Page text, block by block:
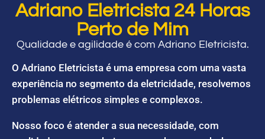
Adriano Eletricista 24 Horas
Perto de Mim
Qualidade e agilidade é com Adriano Eletricista.
O Adriano Eletricista é uma empresa com uma vasta
experiência no segmento da eletricidade, resolvemos
problemas elétricos simples e complexos.
Nosso foco é atender a sua necessidade, com